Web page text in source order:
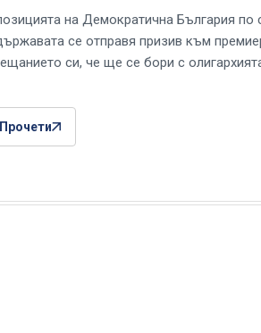
на Демократична България
се отправя призив към
си, че ще се бори с
Прочети